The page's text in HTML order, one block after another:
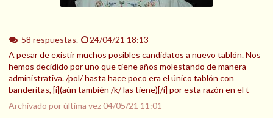
58 respuestas.
24/04/21 18:13
A pesar de existir muchos posibles candidatos a nuevo tablón. Nos
hemos decidido por uno que tiene años molestando de manera
administrativa. /pol/ hasta hace poco era el único tablón con
banderitas, [i](aún también /k/ las tiene)[/i] por esta razón en el t
Archivado por última vez04/05/21 11:01